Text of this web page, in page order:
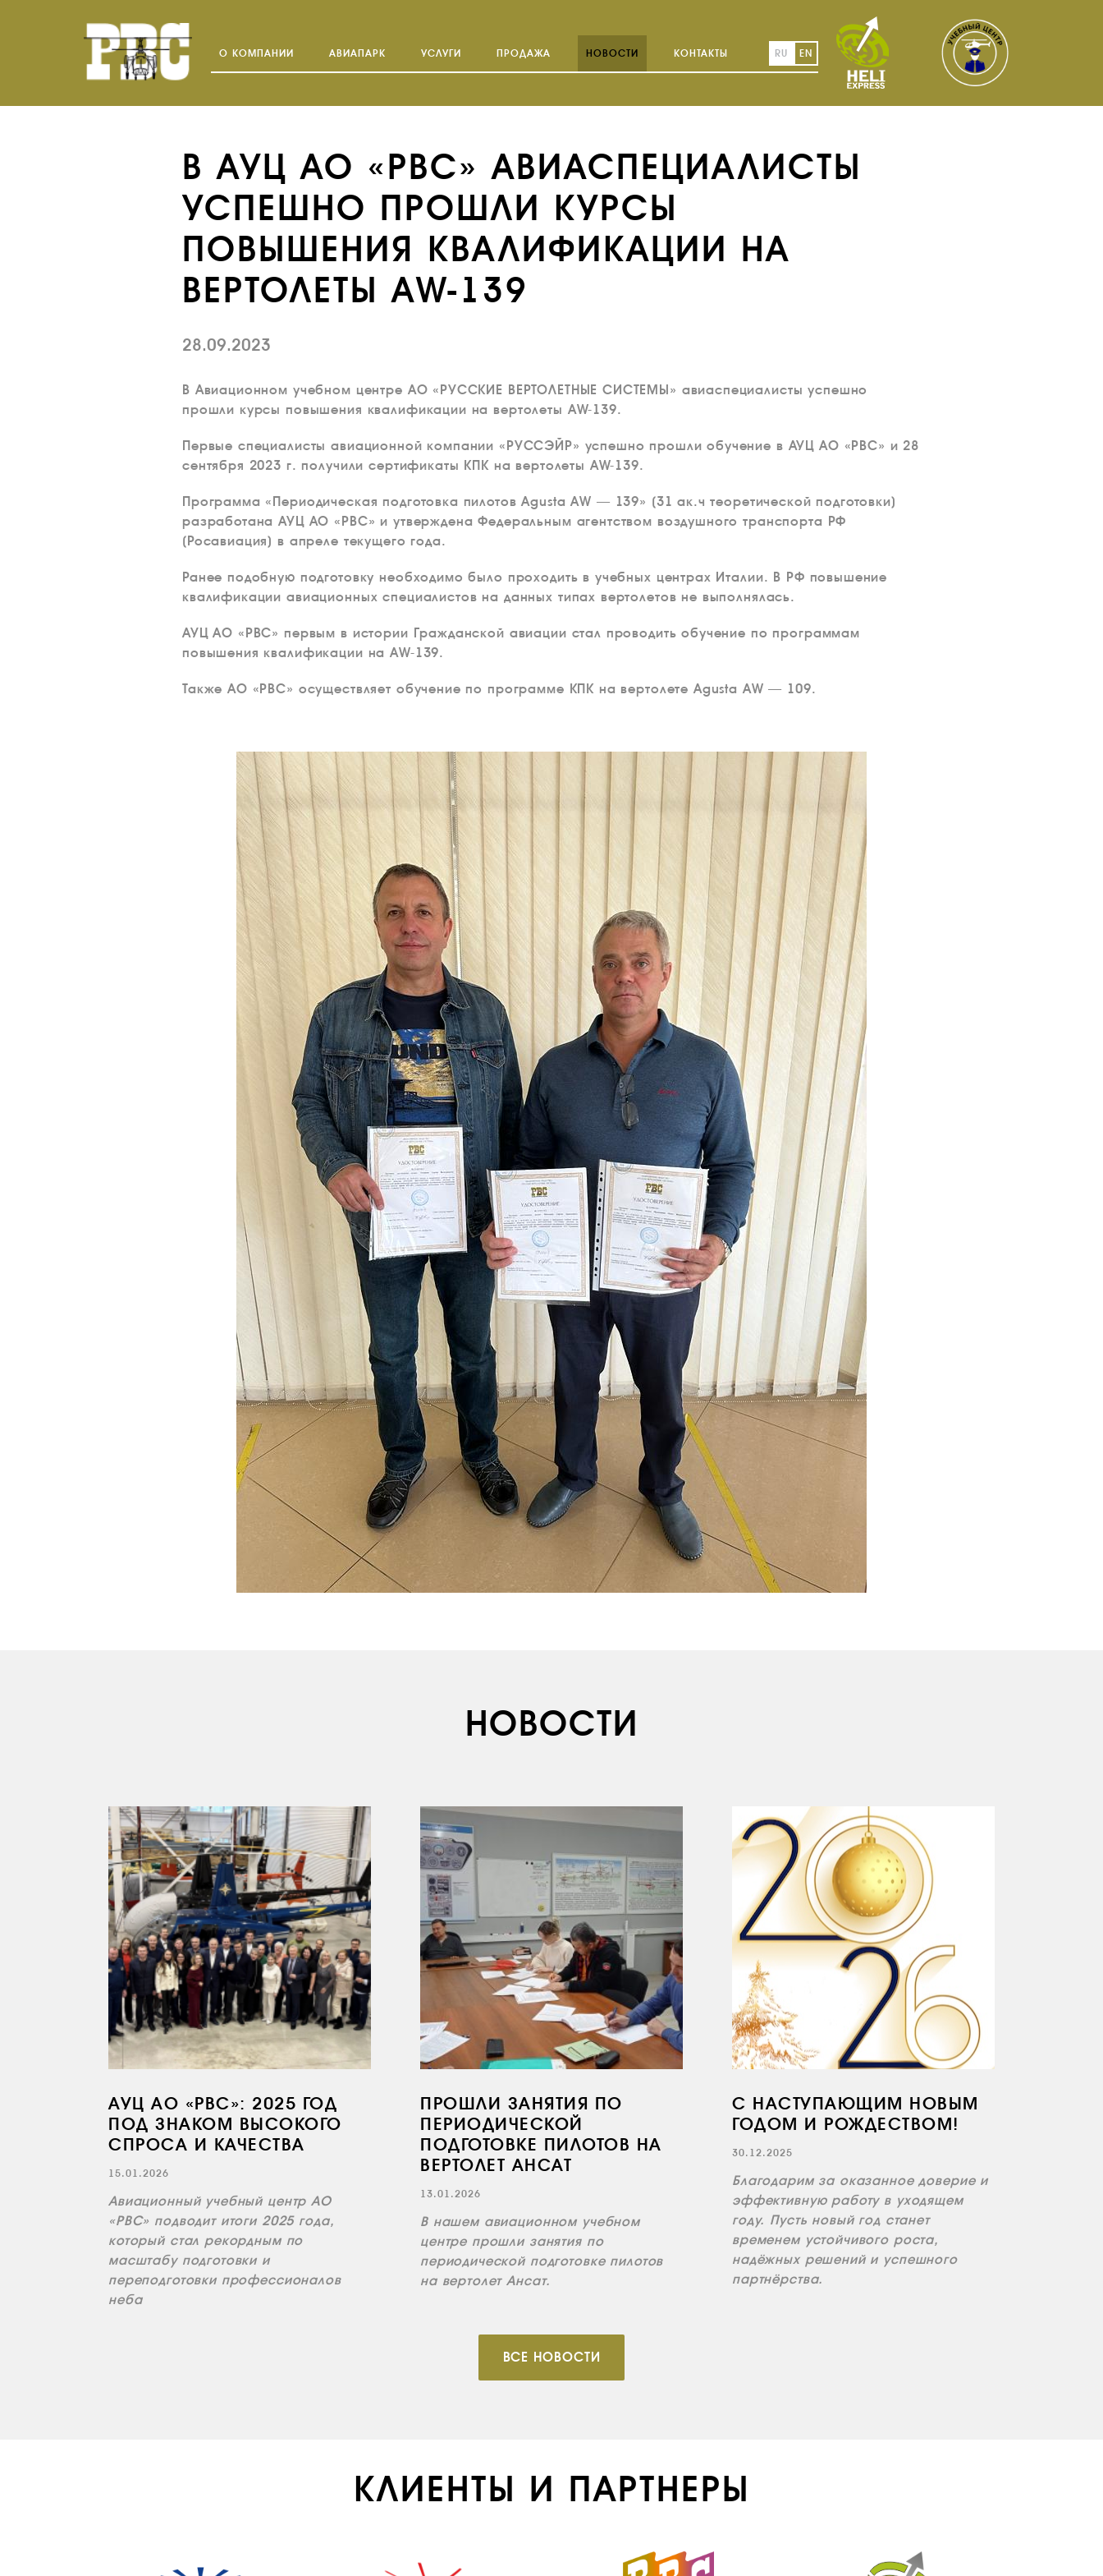
О КОМПАНИИ АВИАПАРК УСЛУГИ ПРОДАЖА НОВОСТИ КОНТАКТЫ RU EN
В АУЦ АО «РВС» АВИАСПЕЦИАЛИСТЫ
УСПЕШНО ПРОШЛИ КУРСЫ
ПОВЫШЕНИЯ КВАЛИФИКАЦИИ НА
ВЕРТОЛЕТЫ АW-139
28.09.2023
В Авиационном учебном центре АО «РУССКИЕ ВЕРТОЛЕТНЫЕ СИСТЕМЫ» авиаспециалисты успешно
прошли курсы повышения квалификации на вертолеты АW-139.
Первые специалисты авиационной компании «РУССЭЙР» успешно прошли обучение в АУЦ АО «РВС» и 28
сентября 2023 г. получили сертификаты КПК на вертолеты АW-139.
Программа «Периодическая подготовка пилотов Agusta AW — 139» (31 ак.ч теоретической подготовки)
разработана АУЦ АО «РВС» и утверждена Федеральным агентством воздушного транспорта РФ
(Росавиация) в апреле текущего года.
Ранее подобную подготовку необходимо было проходить в учебных центрах Италии. В РФ повышение
квалификации авиационных специалистов на данных типах вертолетов не выполнялась.
АУЦ АО «РВС» первым в истории Гражданской авиации стал проводить обучение по программам
повышения квалификации на АW-139.
Также АО «РВС» осуществляет обучение по программе КПК на вертолете Agusta AW — 109.
НОВОСТИ
АУЦ АО «РВС»: 2025 ГОД
ПОД ЗНАКОМ ВЫСОКОГО
СПРОСА И КАЧЕСТВА
15.01.2026
Авиационный учебный центр АО
«РВС» подводит итоги 2025 года,
который стал рекордным по
масштабу подготовки и
переподготовки профессионалов
неба
ПРОШЛИ ЗАНЯТИЯ ПО
ПЕРИОДИЧЕСКОЙ
ПОДГОТОВКЕ ПИЛОТОВ НА
ВЕРТОЛЕТ АНСАТ
13.01.2026
В нашем авиационном учебном
центре прошли занятия по
периодической подготовке пилотов
на вертолет Ансат.
С НАСТУПАЮЩИМ НОВЫМ
ГОДОМ И РОЖДЕСТВОМ!
30.12.2025
Благодарим за оказанное доверие и
эффективную работу в уходящем
году. Пусть новый год станет
временем устойчивого роста,
надёжных решений и успешного
партнёрства.
ВСЕ НОВОСТИ
КЛИЕНТЫ И ПАРТНЕРЫ